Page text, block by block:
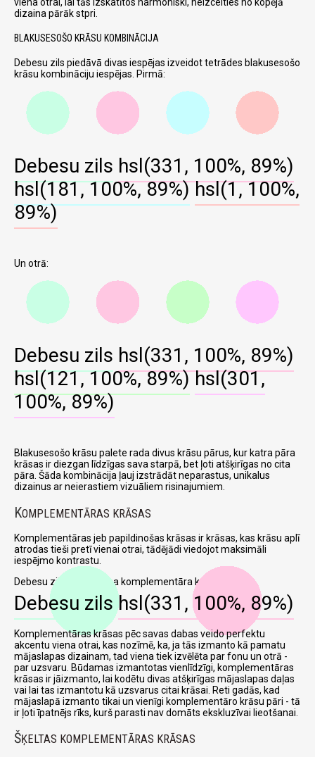
viena otrai, lai tās izskatītos harmoniski, neizcelties no kopējā
dizaina pārāk stpri.
BLAKUSESOŠO KRĀSU KOMBINĀCIJA
Debesu zils piedāvā divas iespējas izveidot tetrādes blakusesošo
krāsu kombināciju iespējas. Pirmā:
Debesu zils hsl(331, 100%, 89%)
hsl(181, 100%, 89%) hsl(1, 100%,
89%)
Un otrā:
Debesu zils hsl(331, 100%, 89%)
hsl(121, 100%, 89%) hsl(301,
100%, 89%)
Blakusesošo krāsu palete rada divus krāsu pārus, kur katra pāra
krāsas ir diezgan līdzīgas sava starpā, bet ļoti atšķirīgas no cita
pāra. Šāda kombinācija ļauj izstrādāt neparastus, unikalus
dizainus ar neierastiem vizuāliem risinajumiem.
KOMPLEMENTĀRAS KRĀSAS
Komplementāras jeb papildinošas krāsas ir krāsas, kas krāsu aplī
atrodas tieši pretī vienai otrai, tādējādi viedojot maksimāli
iespējmo kontrastu.
Debesu zils un attiecīga komplementāra krāsa:
Debesu zils hsl(331, 100%, 89%)
Komplementāras krāsas pēc savas dabas veido perfektu
akcentu viena otrai, kas nozīmē, ka, ja tās izmanto kā pamatu
mājaslapas dizainam, tad viena tiek izvēlēta par fonu un otrā -
par uzsvaru. Būdamas izmantotas vienlīdzīgi, komplementāras
krāsas ir jāizmanto, lai kodētu divas atšķirīgas mājaslapas daļas
vai lai tas izmantotu kā uzsvarus citai krāsai. Reti gadās, kad
mājaslapā izmanto tikai un vienīgi komplementāro krāsu pāri - tā
ir ļoti īpatnējs rīks, kurš parasti nav domāts ekskluzīvai lieotšanai.
ŠĶELTAS KOMPLEMENTĀRAS KRĀSAS